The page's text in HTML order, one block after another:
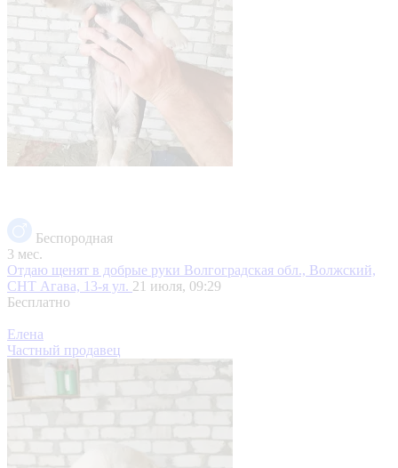
Беспородная
3 мес.
Отдаю щенят в добрые руки Волгоградская обл., Волжский,
СНТ Агава, 13-я ул. 21 июля, 09:29
Бесплатно
Елена
Частный продавец